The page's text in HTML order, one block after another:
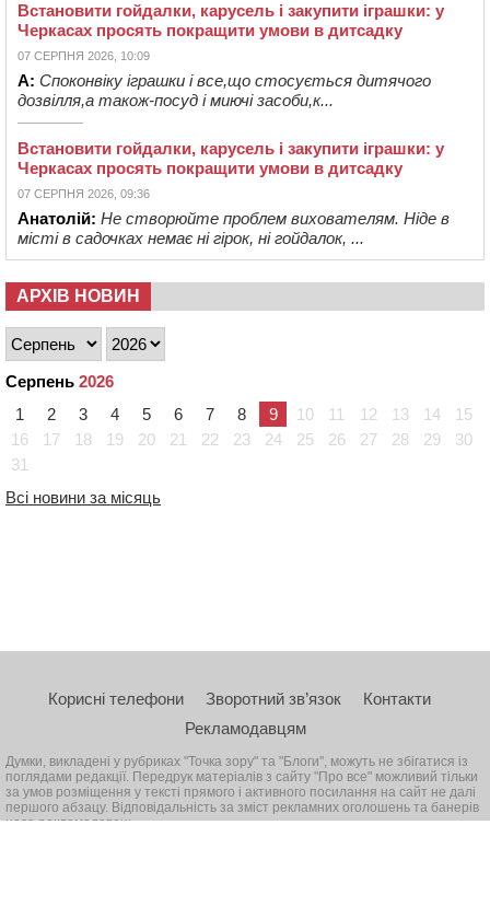
Встановити гойдалки, карусель і закупити іграшки: у
Черкасах просять покращити умови в дитсадку
07 СЕРПНЯ 2026, 10:09
А: Споконвіку іграшки і все,що стосується дитячого
дозвілля,а також-посуд і миючі засоби,к...
Встановити гойдалки, карусель і закупити іграшки: у
Черкасах просять покращити умови в дитсадку
07 СЕРПНЯ 2026, 09:36
Анатолій: Не створюйте проблем вихователям. Ніде в
місті в садочках немає ні гірок, ні гойдалок, ...
АРХІВ НОВИН
Серпень 2026
1
2 3 4 5 6 7 8 9 10 11 12 13 14
15
16
17 18 19 20 21 22 23 24 25 26 27 28 29
30
31
Всі новини за місяць
Корисні телефони Зворотний зв’язок
Контакти
Рекламодавцям
Думки, викладені у рубриках "Точка зору" та "Блоги", можуть не збігатися із
поглядами редакції. Передрук матеріалів з сайту "Про все" можливий тільки
за умов розміщення у тексті прямого і активного посилання на сайт не далі
першого абзацу. Відповідальність за зміст рекламних оголошень та банерів
несе рекламодавець